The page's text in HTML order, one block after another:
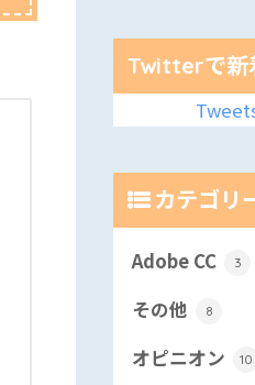
Twitterで新
カテゴリ
Adobe CC 3
その他 8
オピニオン 10